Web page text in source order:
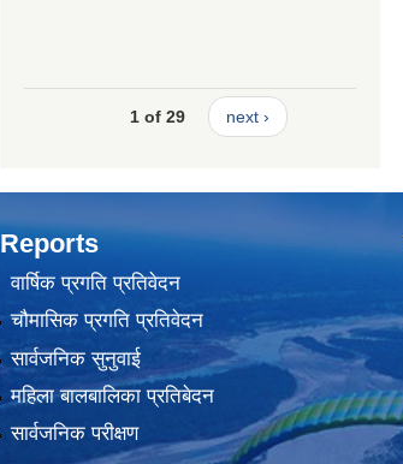
1 of 29 next ›
Reports
वार्षिक प्रगति प्रतिवेदन
चौमासिक प्रगति प्रतिवेदन
सार्वजनिक सुनुवाई
महिला बालबालिका प्रतिबेदन
सार्वजनिक परीक्षण